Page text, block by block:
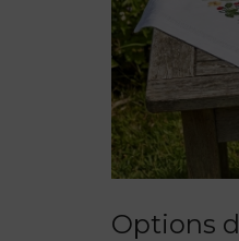
Options